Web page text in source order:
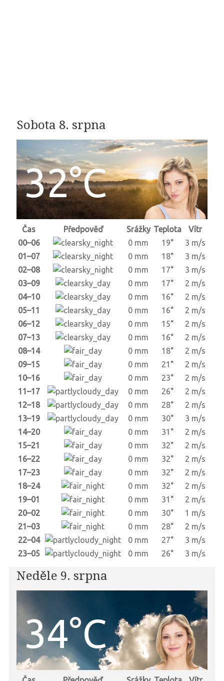
Sobota 8. srpna
32°C
Čas Předpověď Srážky Teplota
Vítr
00–06
0 mm 19°
3 m/s
01–07
0 mm 18°
3 m/s
02–08
0 mm 17°
3 m/s
03–09
0 mm 17°
2 m/s
04–10
0 mm 16°
2 m/s
05–11
0 mm 16°
2 m/s
06–12
0 mm 15°
2 m/s
07–13
0 mm 16°
2 m/s
08–14
0 mm 18°
2 m/s
09–15
0 mm 21°
2 m/s
10–16
0 mm 23°
2 m/s
11–17
0 mm 26°
2 m/s
12–18
0 mm 28°
2 m/s
13–19
0 mm 30°
3 m/s
14–20
0 mm 31°
2 m/s
15–21
0 mm 32°
2 m/s
16–22
0 mm 32°
2 m/s
17–23
0 mm 32°
2 m/s
18–24
0 mm 32°
2 m/s
19–01
0 mm 31°
2 m/s
20–02
0 mm 30°
1 m/s
21–03
0 mm 28°
2 m/s
22–04
0 mm 27°
3 m/s
23–05
0 mm 26° 3 m/s
Neděle 9. srpna
34°C